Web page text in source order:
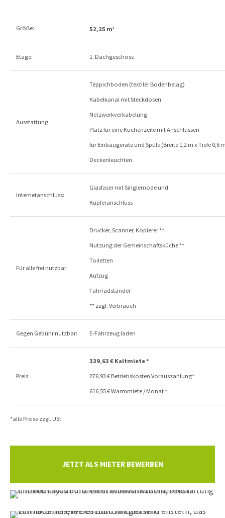
Größe: 52,25 m2
Etage: 1. Dachgeschoss
Ausstattung:
Teppichboden (textiler Bodenbelag)
Kabelkanal mit Steckdosen
Netzwerkverkabelung
Platz für eine Küchenzeile mit Anschlüssen
für Einbaugeräte und Spüle (Breite 1,2 m x Tiefe 0,6
Deckenleuchten
Internetanschluss:
Glasfaser mit Singlemode und
Kupferanschluss
Für alle frei nutzbar:
Drucker, Scanner, Kopierer **
Nutzung der Gemeinschaftsküche **
Toiletten
Aufzug
Fahrradständer
** zzgl. Verbrauch
Gegen Gebühr nutzbar: E-Fahrzeug laden
Preis:
339,63 € Kaltmiete *
276,93 € Betriebskosten Vorauszahlung*
616,55 € Warmmiete / Monat *
*alle Preise zzgl. USt.
JETZT ALS MIETER BEWERBEN